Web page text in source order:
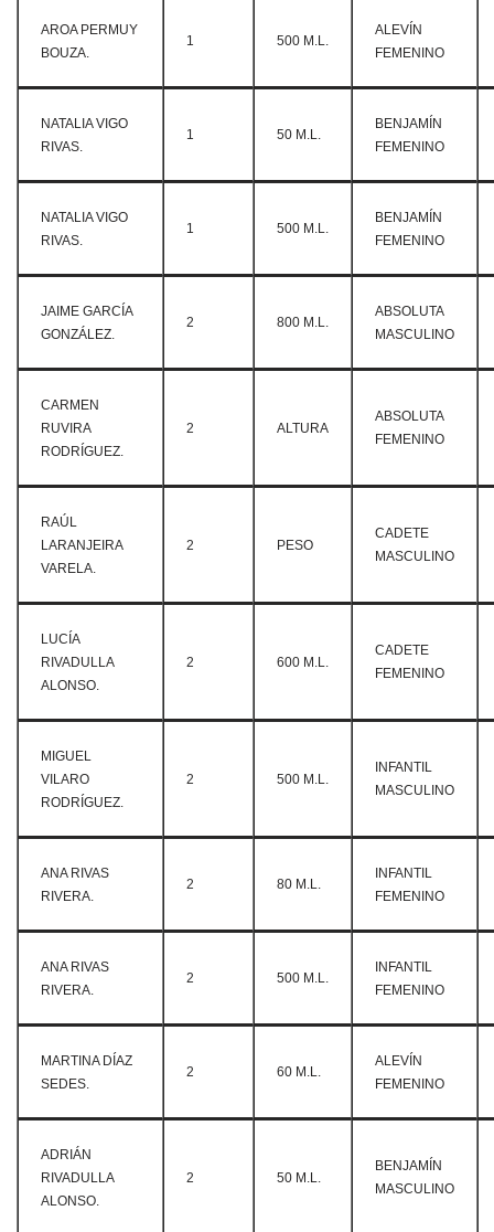
AROA PERMUY
BOUZA.
1 500 M.L.
ALEVÍN
FEMENINO
NATALIA VIGO
RIVAS.
1 50 M.L.
BENJAMÍN
FEMENINO
NATALIA VIGO
RIVAS.
1 500 M.L.
BENJAMÍN
FEMENINO
JAIME GARCÍA
GONZÁLEZ.
2 800 M.L.
ABSOLUTA
MASCULINO
CARMEN
RUVIRA
RODRÍGUEZ.
2 ALTURA
ABSOLUTA
FEMENINO
RAÚL
LARANJEIRA
VARELA.
2 PESO
CADETE
MASCULINO
LUCÍA
RIVADULLA
ALONSO.
2 600 M.L.
CADETE
FEMENINO
MIGUEL
VILARO
RODRÍGUEZ.
2 500 M.L.
INFANTIL
MASCULINO
ANA RIVAS
RIVERA.
2 80 M.L.
INFANTIL
FEMENINO
ANA RIVAS
RIVERA.
2 500 M.L.
INFANTIL
FEMENINO
MARTINA DÍAZ
SEDES.
2 60 M.L.
ALEVÍN
FEMENINO
ADRIÁN
RIVADULLA
ALONSO.
2 50 M.L.
BENJAMÍN
MASCULINO